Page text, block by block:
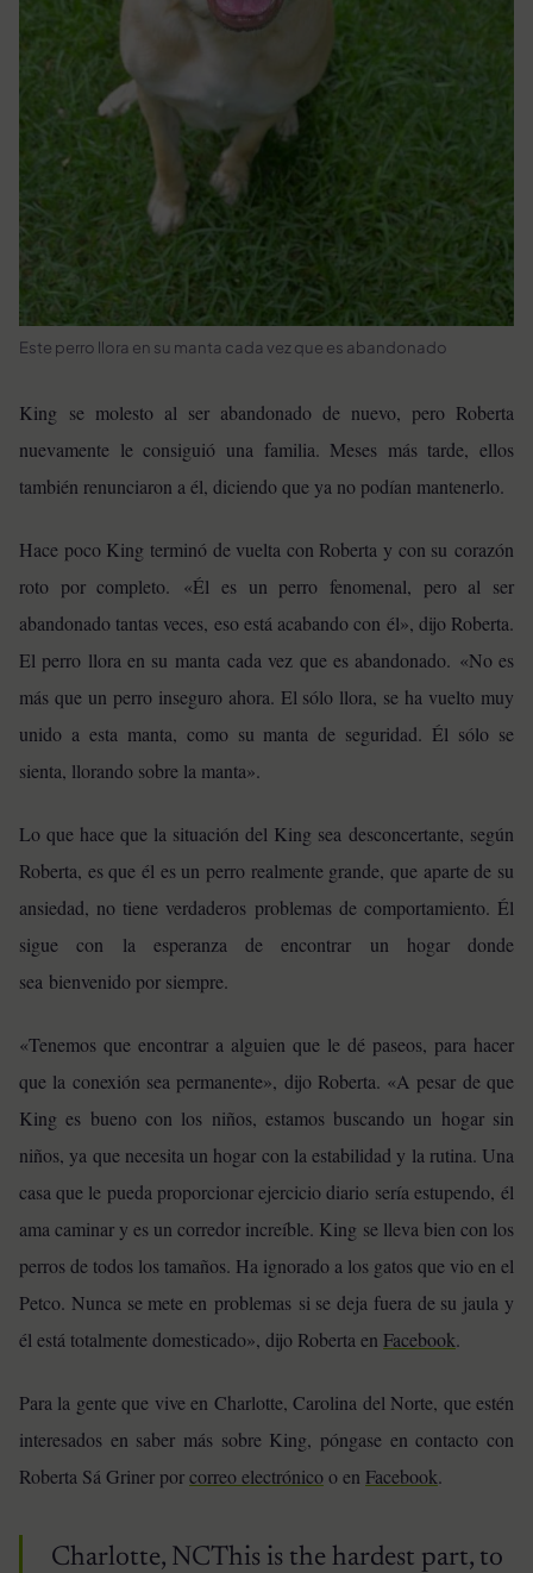
Este perro llora en su manta cada vez que es abandonado
King se molesto al ser abandonado de nuevo, pero Roberta
nuevamente le consiguió una familia. Meses más tarde, ellos
también renunciaron a él, diciendo que ya no podían mantenerlo.
Hace poco King terminó de vuelta con Roberta y con su corazón
roto por completo. «Él es un perro fenomenal, pero al ser
abandonado tantas veces, eso está acabando con él», dijo Roberta.
El perro llora en su manta cada vez que es abandonado. «No es
más que un perro inseguro ahora. El sólo llora, se ha vuelto muy
unido a esta manta, como su manta de seguridad. Él sólo se
sienta, llorando sobre la manta».
Lo que hace que la situación del King sea desconcertante, según
Roberta, es que él es un perro realmente grande, que aparte de su
ansiedad, no tiene verdaderos problemas de comportamiento. Él
sigue con la esperanza de encontrar un hogar donde
sea bienvenido por siempre.
«Tenemos que encontrar a alguien que le dé paseos, para hacer
que la conexión sea permanente», dijo Roberta. «A pesar de que
King es bueno con los niños, estamos buscando un hogar sin
niños, ya que necesita un hogar con la estabilidad y la rutina. Una
casa que le pueda proporcionar ejercicio diario sería estupendo, él
ama caminar y es un corredor increíble. King se lleva bien con los
perros de todos los tamaños. Ha ignorado a los gatos que vio en el
Petco. Nunca se mete en problemas si se deja fuera de su jaula y
él está totalmente domesticado», dijo Roberta en Facebook.
Para la gente que vive en Charlotte, Carolina del Norte, que estén
interesados ​​en saber más sobre King, póngase en contacto con
Roberta Sá Griner porcorreo electrónicoo en Facebook.
Charlotte, NCThis is the hardest part, to